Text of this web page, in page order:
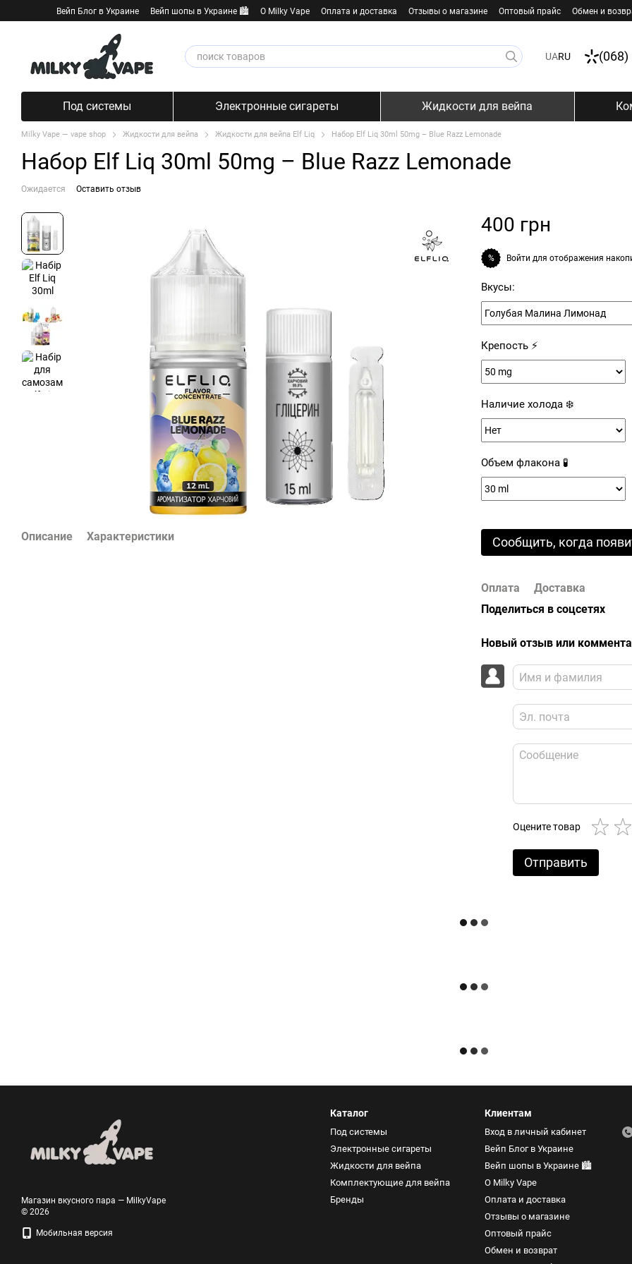
Перейти к основному контенту
Вейп Блог в Украине Вейп шопы в Украине 🏙️ О Milky Vape Оплата и доставка Отзывы о магазине Оптовый прайс Обмен и
UARU (068)
Под системы Электронные сигареты Жидкости для вейпа
Milky Vape — vape shop Жидкости для вейпа Жидкости для вейпа Elf Liq Набор Elf Liq 30ml 50mg – Blue Razz Lemonade
Набор Elf Liq 30ml 50mg – Blue Razz Lemonade
Ожидается Оставить отзыв
Описание Характеристики
400 грн
% Войти для отображения
Вкусы:
Крепость ⚡
Наличие холода ❄️
Объем флакона 🧪
Сообщить, когда
Оплата
Доставка
Поделиться в соцсетях
Новый отзыв или
Оцените товар
Отправить
Магазин вкусного пара — MilkyVape
© 2026
Мобильная версия
Каталог
Под системы
Электронные сигареты
Жидкости для вейпа
Комплектующие для вейпа
Бренды
Клиентам
Вход в личный кабинет
Вейп Блог в Украине
Вейп шопы в Украине 🏙️
О Milky Vape
Оплата и доставка
Отзывы о магазине
Оптовый прайс
Обмен и возврат